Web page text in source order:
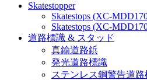
Skatestopper
Skatestops (XC-
Skatestops (XC-
道路標識 & スタッド
真鍮道路鋲
発光道路標識
ステンレス鋼警告道路